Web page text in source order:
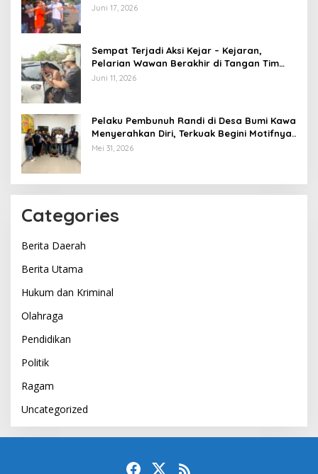
Juni 17, 2026
Sempat Terjadi Aksi Kejar – Kejaran,
Pelarian Wawan Berakhir di Tangan Tim
Opsnal Polsek Lubuk Batang, Kaki
Juni 11, 2026
Pelaku Pembunuh Randi di Desa Bumi Kawa
Menyerahkan Diri, Terkuak Begini Motifnya..
Mei 31, 2026
Categories
Berita Daerah
Berita Utama
Hukum dan Kriminal
Olahraga
Pendidikan
Politik
Ragam
Uncategorized